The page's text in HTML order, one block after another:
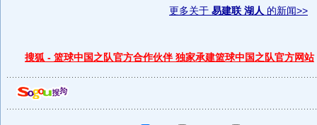
更多关于 易建联 湖人 的新闻>>
搜狐 - 篮球中国之队官方合作伙伴 独家承建篮球中国之队官方网站